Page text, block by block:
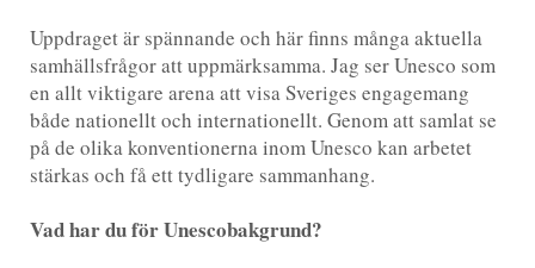
Uppdraget är spännande och här finns många aktuella
samhällsfrågor att uppmärksamma. Jag ser Unesco som
en allt viktigare arena att visa Sveriges engagemang
både nationellt och internationellt. Genom att samlat se
på de olika konventionerna inom Unesco kan arbetet
stärkas och få ett tydligare sammanhang.
Vad har du för Unescobakgrund?